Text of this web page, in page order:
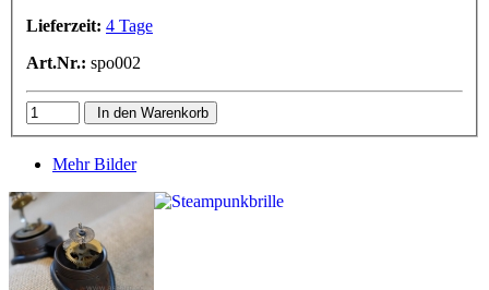
Lieferzeit: 4 Tage
Art.Nr.: spo002
In den Warenkorb
Mehr Bilder